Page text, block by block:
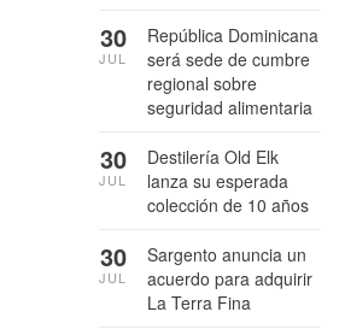
República Dominicana
será sede de cumbre
regional sobre
seguridad alimentaria
30
JUL
Destilería Old Elk
lanza su esperada
colección de 10 años
30
JUL
Sargento anuncia un
acuerdo para adquirir
La Terra Fina
30
JUL